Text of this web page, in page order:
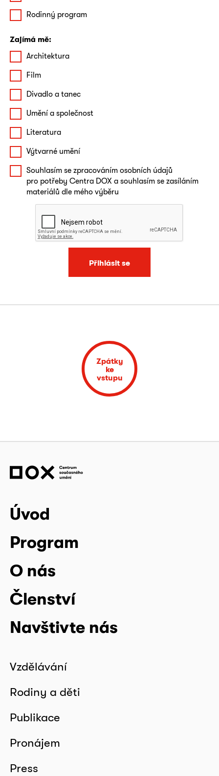
Rodinný program
Zajímá mě:
Architektura
Film
Divadlo a tanec
Umění a společnost
Literatura
Výtvarné umění
Souhlasím se zpracováním osobních údajů
pro potřeby Centra DOX a souhlasím se zasíláním
materiálů dle mého výběru
Přihlásit se
Zpátky
ke
vstupu
Úvod
Program
O nás
Členství
Navštivte nás
Vzdělávání
Rodiny a děti
Publikace
Pronájem
Press